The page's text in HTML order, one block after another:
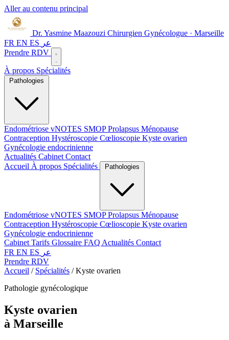
Aller au contenu principal
Dr. Yasmine Maazouzi Chirurgien Gynécologue · Marseille
FR EN ES عر
Prendre RDV
À propos Spécialités
Endométriose vNOTES SMOPProlapsus Ménopause
Contraception Hystéroscopie Cœlioscopie Kyste ovarien
Gynécologie endocrinienne
Actualités Cabinet Contact
Accueil À propos Spécialités
Endométriose vNOTES SMOPProlapsus Ménopause
Contraception Hystéroscopie Cœlioscopie Kyste ovarien
Gynécologie endocrinienne
Cabinet Tarifs Glossaire FAQ Actualités Contact
FR EN ES عر
Prendre RDV
Accueil / Spécialités / Kyste ovarien
Pathologie gynécologique
Kyste ovarien
à Marseille